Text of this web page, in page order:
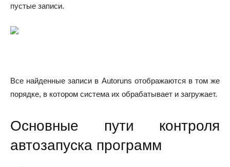
пустые записи.
Все найденные записи в Autoruns отображаются в том же
порядке, в котором система их обрабатывает и загружает.
Основные пути контроля
автозапуска программ